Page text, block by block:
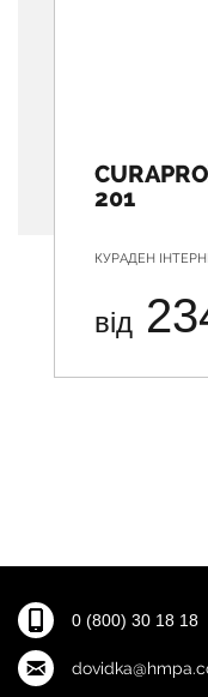
201
КУРАДЕН
від
0 (800) 30 18 18